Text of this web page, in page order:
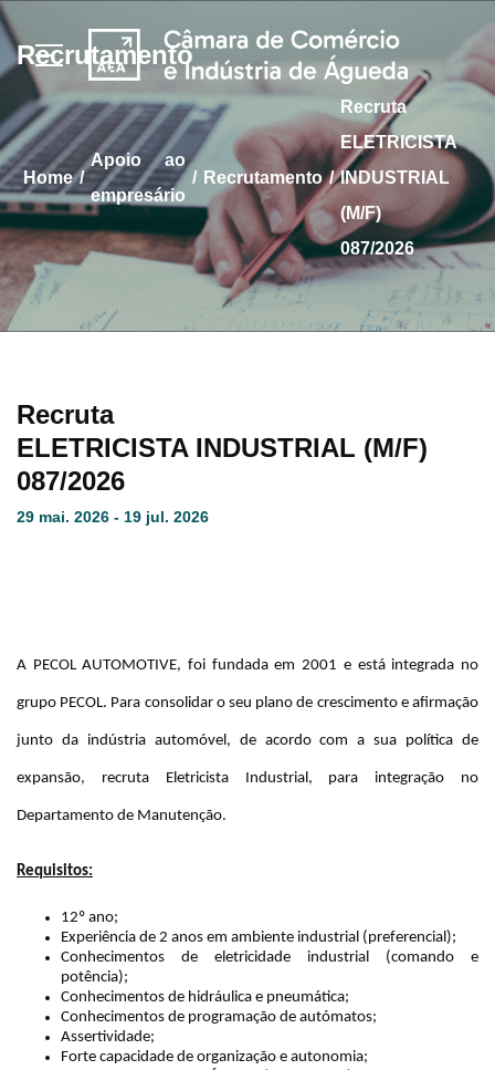
Recrutamento
home /
apoio ao
empresário
/ Recrutamento /
Recruta
ELETRICISTA
INDUSTRIAL
(M/F)
087/2026
Recruta
ELETRICISTA INDUSTRIAL (M/F)
087/2026
29 mai. 2026 - 19 jul. 2026
A PECOL AUTOMOTIVE, foi fundada em 2001 e está integrada no
grupo PECOL. Para consolidar o seu plano de crescimento e afirmação
junto da indústria automóvel, de acordo com a sua política de
expansão, recruta Eletricista Industrial, para integração no
Departamento de Manutenção.
Requisitos:
12º ano;
Experiência de 2 anos em ambiente industrial (preferencial);
Conhecimentos de eletricidade industrial (comando e
potência);
Conhecimentos de hidráulica e pneumática;
Conhecimentos de programação de autómatos;
Assertividade;
Forte capacidade de organização e autonomia;